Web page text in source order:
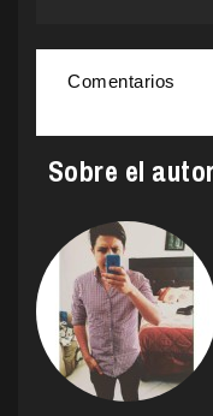
Comentarios
Sobre el